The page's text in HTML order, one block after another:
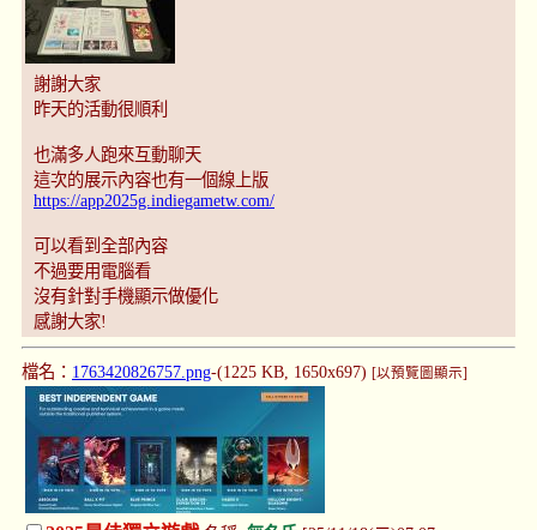
謝謝大家
昨天的活動很順利
也滿多人跑來互動聊天
這次的展示內容也有一個線上版
https://app2025g.indiegametw.com/
可以看到全部內容
不過要用電腦看
沒有針對手機顯示做優化
感謝大家!
檔名： 1763420826757.png-(1225 KB, 1650x697) [以預覽圖顯示]